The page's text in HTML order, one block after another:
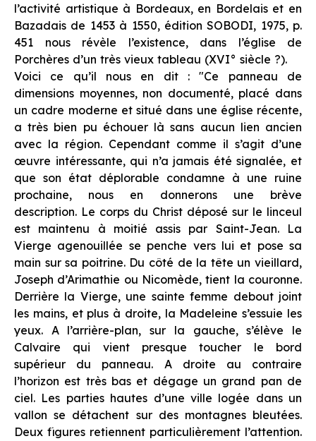
l’activité artistique à Bordeaux, en Bordelais et en
Bazadais de 1453 à 1550, édition SOBODI, 1975, p.
451 nous révèle l’existence, dans l’église de
Porchères d’un très vieux tableau (XVI° siècle ?).
Voici ce qu’il nous en dit : "Ce panneau de
dimensions moyennes, non documenté, placé dans
un cadre moderne et situé dans une église récente,
a très bien pu échouer là sans aucun lien ancien
avec la région. Cependant comme il s’agit d’une
œuvre intéressante, qui n’a jamais été signalée, et
que son état déplorable condamne à une ruine
prochaine, nous en donnerons une brève
description. Le corps du Christ déposé sur le linceul
est maintenu à moitié assis par Saint-Jean. La
Vierge agenouillée se penche vers lui et pose sa
main sur sa poitrine. Du côté de la tête un vieillard,
Joseph d’Arimathie ou Nicomède, tient la couronne.
Derrière la Vierge, une sainte femme debout joint
les mains, et plus à droite, la Madeleine s’essuie les
yeux. A l’arrière-plan, sur la gauche, s’élève le
Calvaire qui vient presque toucher le bord
supérieur du panneau. A droite au contraire
l’horizon est très bas et dégage un grand pan de
ciel. Les parties hautes d’une ville logée dans un
vallon se détachent sur des montagnes bleutées.
Deux figures retiennent particulièrement l’attention.